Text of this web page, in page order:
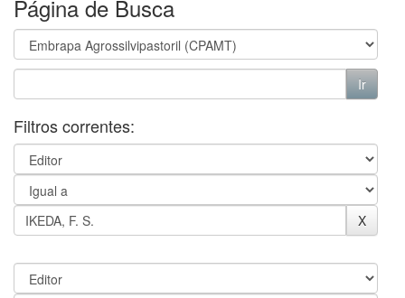
Página de Busca
Filtros correntes: